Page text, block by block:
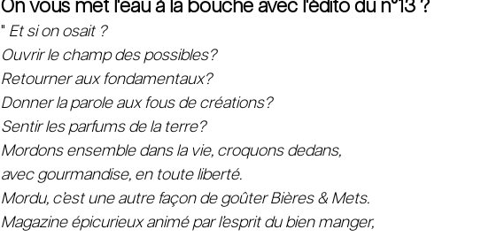
On vous met l'eau à la bouche avec l'édito du n°13 ?
" Et si on osait ?
Ouvrir le champ des possibles?
Retourner aux fondamentaux?
Donner la parole aux fous de créations?
Sentir les parfums de la terre?
Mordons ensemble dans la vie, croquons dedans,
avec gourmandise, en toute liberté.
Mordu, c’est une autre façon de goûter Bières & Mets.
Magazine épicurieux animé par l’esprit du bien manger,